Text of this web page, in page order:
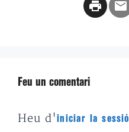
Feu un comentari
Heu d'iniciar la sessió